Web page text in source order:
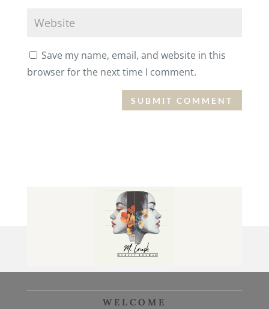
Save my name, email, and website in this
browser for the next time I comment.
WELCOME